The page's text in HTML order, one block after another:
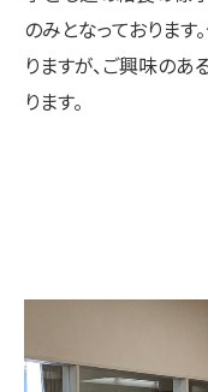
のみとなっておりま
りますが、ご興味の
ります。